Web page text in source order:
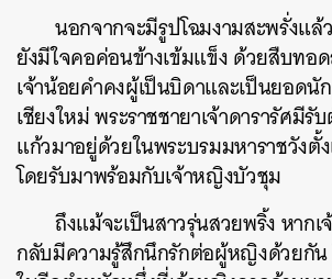
นอกจากจะมีรูปโฉมงามสะพรั่งแล้
ยังมีใจคอค่อนข้างเข้มแข็ง ด้วยสืบทอ
เจ้าน้อยคำคงผู้เป็นบิดาและเป็นยอดนั
เชียงใหม่ พระราชชายาเจ้าดารารัศมีรั
แก้วมาอยู่ด้วยในพระบรมมหาราชวังตั้
โดยรับมาพร้อมกับเจ้าหญิงบัวชุม
ถึงแม้จะเป็นสาวรุ่นสวยพริ้ง หาก
กลับมีความรู้สึกนึกรักต่อผู้หญิงด้วยกั